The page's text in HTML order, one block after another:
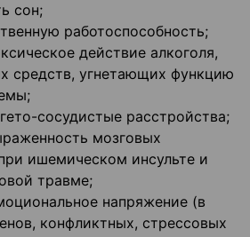
сон;
работоспособность;
действие алкоголя,
средств, угнетающих функцию
сосудистые расстройства;
мозговых
ишемическом инсульте и
травме;
напряжение (в
конфликтных, стрессовых